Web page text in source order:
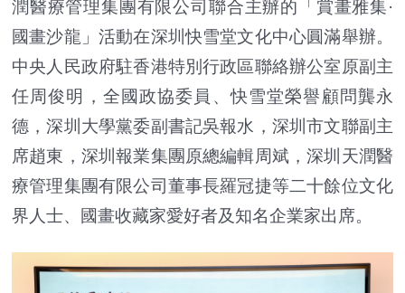
潤醫療管理集團有限公司聯合主辦的「賞畫雅集·
國畫沙龍」活動在深圳快雪堂文化中心圓滿舉辦。
中央人民政府駐香港特別行政區聯絡辦公室原副主
任周俊明，全國政協委員、快雪堂榮譽顧問龔永
德，深圳大學黨委副書記吳報水，深圳市文聯副主
席趙東，深圳報業集團原總編輯周斌，深圳天潤醫
療管理集團有限公司董事長羅冠捷等二十餘位文化
界人士、國畫收藏家愛好者及知名企業家出席。